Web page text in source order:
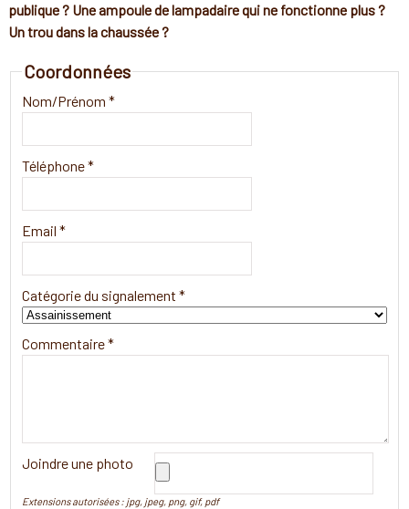
publique ? Une ampoule de lampadaire qui ne fonctionne plus ?
Un trou dans la chaussée ?
Coordonnées
Nom/Prénom *
Téléphone *
Email *
Catégorie du signalement *
Commentaire *
Joindre une photo
Extensions autorisées : jpg, jpeg, png, gif, pdf